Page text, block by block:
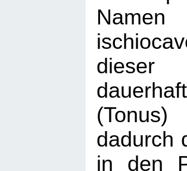
dadurch
in den